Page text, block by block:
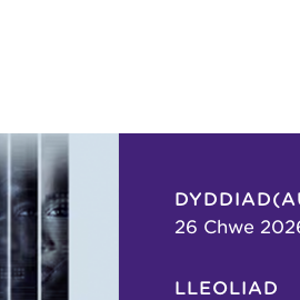
26 Chwe
LLEOLIAD